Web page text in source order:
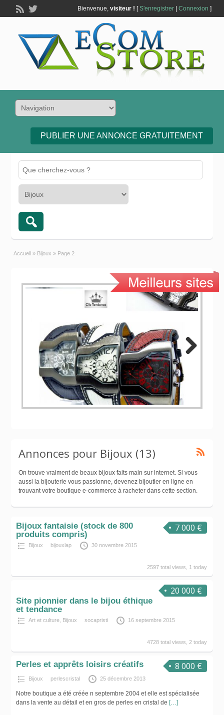
Bienvenue, visiteur ! [S'enregistrer| Connexion ]
PUBLIER UNE ANNONCE GRATUITEMENT
Accueil » Bijoux » Page 2
Annonces pour Bijoux (13)
On trouve vraiment de beaux bijoux faits main sur internet. Si vous
aussi la bijouterie vous passionne, devenez bijoutier en ligne en
trouvant votre boutique e-commerce à racheter dans cette section.
7 000 €
Bijoux fantaisie (stock de 800
produits compris)
Bijoux bijouxlap 30 novembre 2015
2597 total views, 1 today
20 000 €
Site pionnier dans le bijou éthique
et tendance
Art et culture, Bijoux socapristi 16 septembre 2015
4728 total views, 2 today
8 000 €
Perles et apprêts loisirs créatifs
Bijoux perlescristal 25 décembre 2013
Notre boutique a été créée n septembre 2004 et elle est spécialisée
dans la vente au détail et en gros de perles en cristal de […]